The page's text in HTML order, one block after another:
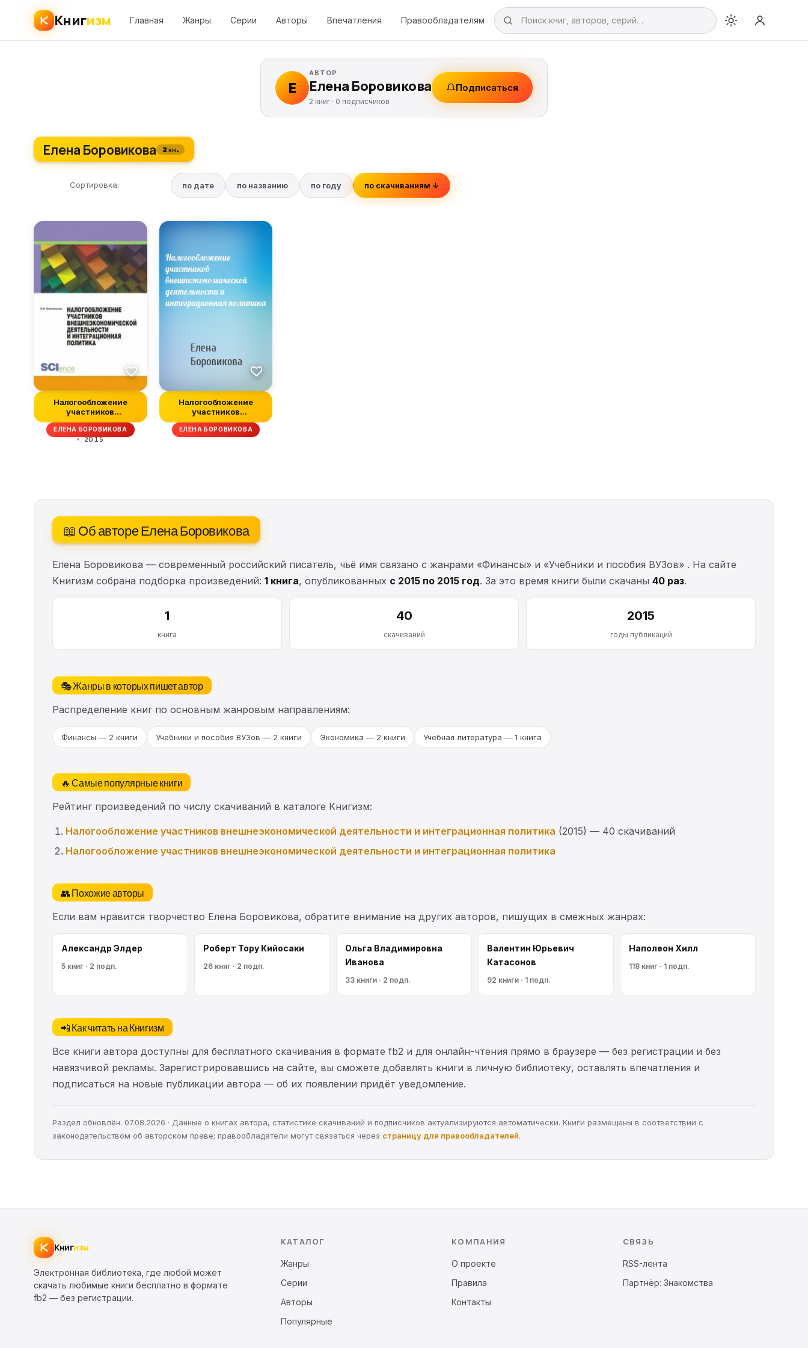
Книгизм Главная Жанры Серии Авторы Впечатления Правообладателям
Е
АВТОР
Елена Боровикова
2 книг · 0 подписчиков
Подписаться
Елена Боровикова 2 кн.
Сортировка: по дате по названию по году по скачиваниям ↓
Налогообложение
участников
внешнеэкономической
дея...
ЕЛЕНА БОРОВИКОВА
2015
Налогообложение
участников
внешнеэкономической
дея...
ЕЛЕНА БОРОВИКОВА
📖 Об авторе Елена Боровикова
Елена Боровикова — современный российский писатель, чьё имя связано с жанрами «Финансы» и «Учебники и пособия ВУЗов» . На сайте
Книгизм собрана подборка произведений: 1 книга, опубликованных с 2015 по 2015 год. За это время книги были скачаны 40 раз.
1
книга
40
скачиваний
2015
годы публикаций
🎭 Жанры в которых пишет автор
Распределение книг по основным жанровым направлениям:
Финансы — 2 книги Учебники и пособия ВУЗов — 2 книги Экономика — 2 книги Учебная литература — 1 книга
🔥 Самые популярные книги
Рейтинг произведений по числу скачиваний в каталоге Книгизм:
Налогообложение участников внешнеэкономической деятельности и интеграционная политика (2015) — 40 скачиваний
Налогообложение участников внешнеэкономической деятельности и интеграционная политика
👥 Похожие авторы
Если вам нравится творчество Елена Боровикова, обратите внимание на других авторов, пишущих в смежных жанрах:
Александр Элдер
5 книг · 2 подп.
Роберт Тору Кийосаки
26 книг · 2 подп.
Ольга Владимировна
Иванова
33 книги · 2 подп.
Валентин Юрьевич
Катасонов
92 книги · 1 подп.
Наполеон Хилл
118 книг · 1 подп.
📲 Как читать на Книгизм
Все книги автора доступны для бесплатного скачивания в формате fb2 и для онлайн-чтения прямо в браузере — без регистрации и без
навязчивой рекламы. Зарегистрировавшись на сайте, вы сможете добавлять книги в личную библиотеку, оставлять впечатления и
подписаться на новые публикации автора — об их появлении придёт уведомление.
Раздел обновлён: 07.08.2026 · Данные о книгах автора, статистике скачиваний и подписчиков актуализируются автоматически. Книги размещены в соответствии с
законодательством об авторском праве; правообладатели могут связаться через страницу для правообладателей.
Книгизм
Электронная библиотека, где любой может
скачать любимые книги бесплатно в формате
fb2 — без регистрации.
КАТАЛОГ
Жанры
Серии
Авторы
Популярные
КОМПАНИЯ
О проекте
Правила
Контакты
СВЯЗЬ
RSS-лента
Партнёр: Знакомства